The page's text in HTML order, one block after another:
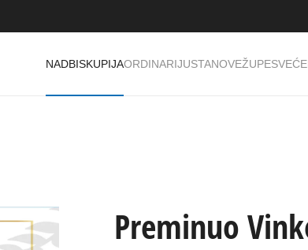
NADBISKUPIJAORDINARIJUSTANOVEŽUPE
Preminuo